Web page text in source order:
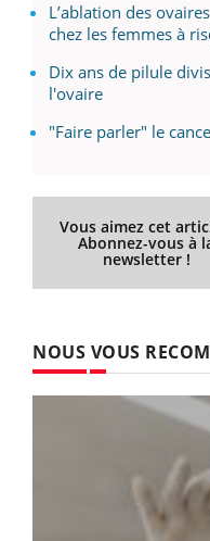
L’ablation des
chez les femmes à
Dix ans de pilule
l'ovaire
"Faire parler" le
Vous aimez cet
Abonnez-vous à
newsletter !
NOUS VOUS